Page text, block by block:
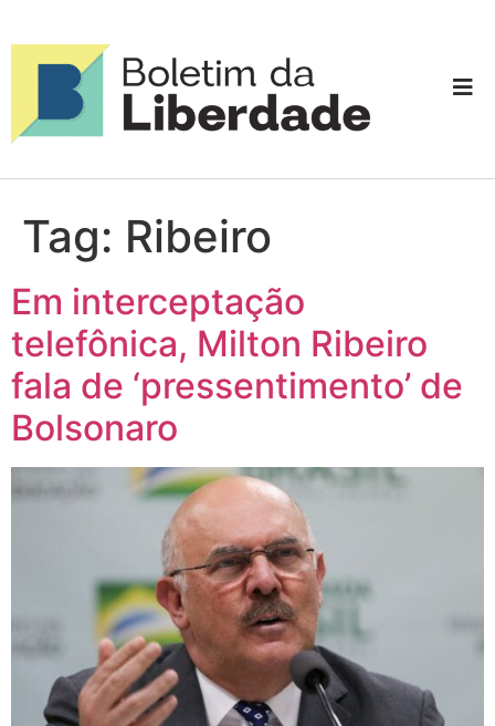
Tag: Ribeiro
Em interceptação
telefônica, Milton Ribeiro
fala de ‘pressentimento’ de
Bolsonaro